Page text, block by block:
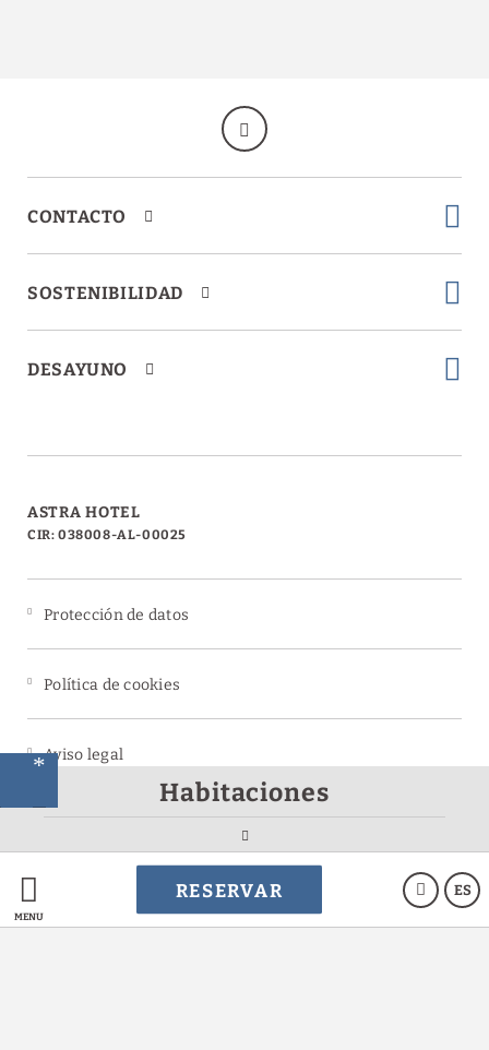
MENÚ
ES
RESERVAR
Habitaciones
CONTACTO
SOSTENIBILIDAD
DESAYUNO
ASTRA HOTEL
CIR: 038008-AL-00025
Protección de datos
Política de cookies
Aviso legal
Powered by Keytel